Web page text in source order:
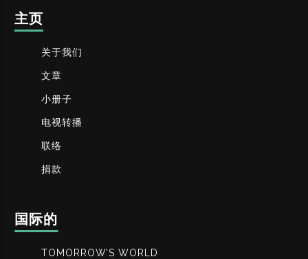
主页
关于我们
文章
小册子
电视转播
联络
捐款
国际的
TOMORROW’S WORLD